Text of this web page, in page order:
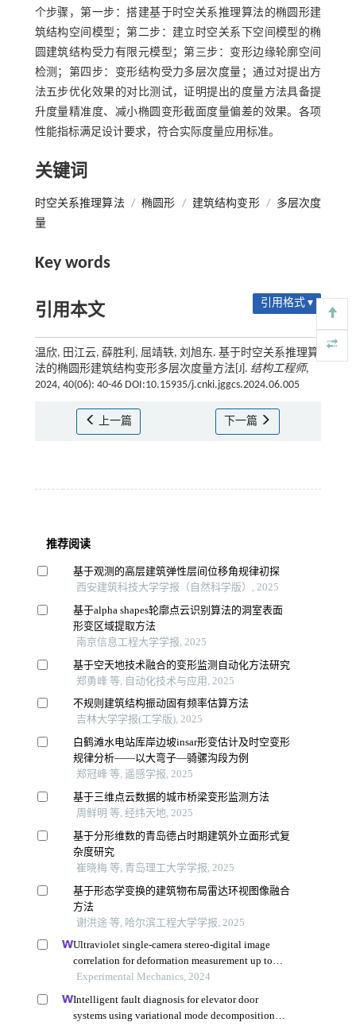
个步骤，第一步：搭建基于时空关系推理算法的椭圆形建
筑结构空间模型；第二步：建立时空关系下空间模型的椭
圆建筑结构受力有限元模型；第三步：变形边缘轮廓空间
检测；第四步：变形结构受力多层次度量；通过对提出方
法五步优化效果的对比测试，证明提出的度量方法具备提
升度量精准度、减小椭圆变形截面度量偏差的效果。各项
性能指标满足设计要求，符合实际度量应用标准。
关键词
时空关系推理算法 / 椭圆形 / 建筑结构变形 /
多层次度
量
Key words
引用本文 引用格式 ▾
温欣, 田江云, 薛胜利, 屈靖轶, 刘旭东. 基于时空关系推理算
法的椭圆形建筑结构变形多层次度量方法[J]. 结构工程师,
2024, 40(06): 40-46 DOI:10.15935/j.cnki.jggcs.2024.06.005
上一篇 下一篇